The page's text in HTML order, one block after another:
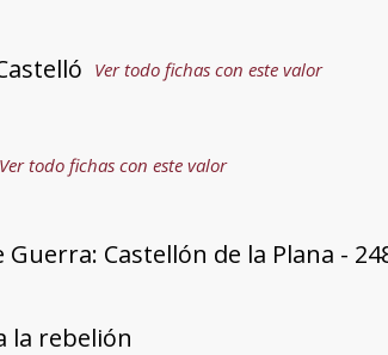
Ver todo fichas con este valor
Ver todo fichas con este valor
Guerra: Castellón de la Plana -
la rebelión